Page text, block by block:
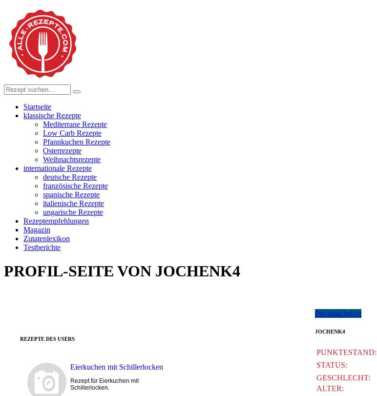
Startseite
klassische Rezepte
Mediterrane Rezepte
Low Carb Rezepte
Pfannkuchen Rezepte
Osterrezepte
Weihnachtsrezepte
internationale Rezepte
deutsche Rezepte
französische Rezepte
spanische Rezepte
italienische Rezepte
ungarische Rezepte
Rezeptempfehlungen
Magazin
Zutatenlexikon
Testberichte
PROFIL-SEITE VON JOCHENK4
Privatnachricht
JOCHENK4
PUNKTESTAND:
STATUS:
GESCHLECHT:
ALTER:
REZEPTE DES USERS
Eierkuchen mit Schillerlocken
Rezept für Eierkuchen mit
Schillerlocken.